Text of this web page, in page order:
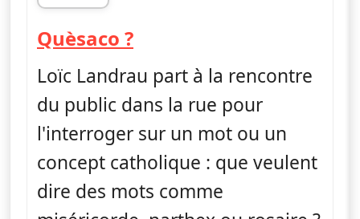
fin 21h40
Quèsaco ?— Quèsaco ?
Loïc Landrau part à la rencontre
du public dans la rue pour
l'interroger sur un mot ou un
concept catholique : que veulent
dire des mots comme